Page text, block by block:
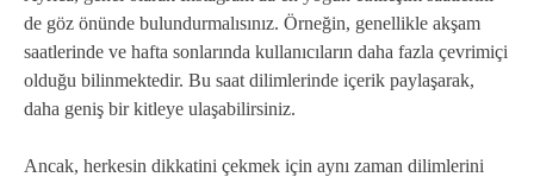
de göz önünde bulundurmalısınız. Örneğin, genellikle akşam
saatlerinde ve hafta sonlarında kullanıcıların daha fazla çevrimiçi
olduğu bilinmektedir. Bu saat dilimlerinde içerik paylaşarak,
daha geniş bir kitleye ulaşabilirsiniz.
Ancak, herkesin dikkatini çekmek için aynı zaman dilimlerini